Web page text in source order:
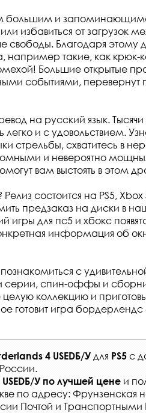
большим и
избавиться от загрузок
свободы. Благодаря этому
например такие, как
Большие открытые
событиями, перевернут
на русский язык.
и с удовольствием.
стрельбы, схватитесь в
и невероятно
вам выстоять в этом
состоится на PS5, Xbox
предзаказ на диски в
игры для пс5 и хбокс
информация об
с
серии, спин-оффы и
коллекцию и
готовит игра бордерлендс
4 USEDБ/У для PS5 с
.
У по лучшей цене и
по адресу: Фрунзенская
Почтой и